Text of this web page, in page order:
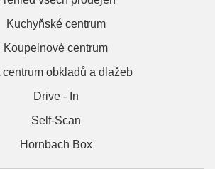
Kuchyňské centrum
Koupelnové centrum
centrum obkladů a dlažeb
Drive - In
Self-Scan
Hornbach Box